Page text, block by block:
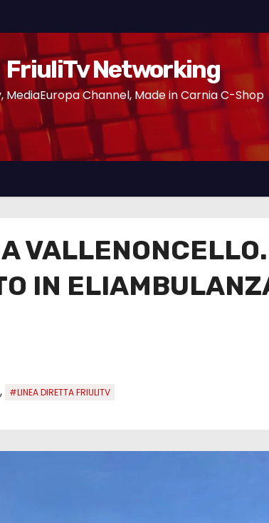
FriuliTv Networking
MediaEuropa Channel, Made in Carnia C-Shop
IN
, #LINEA DIRETTA FRIULITV